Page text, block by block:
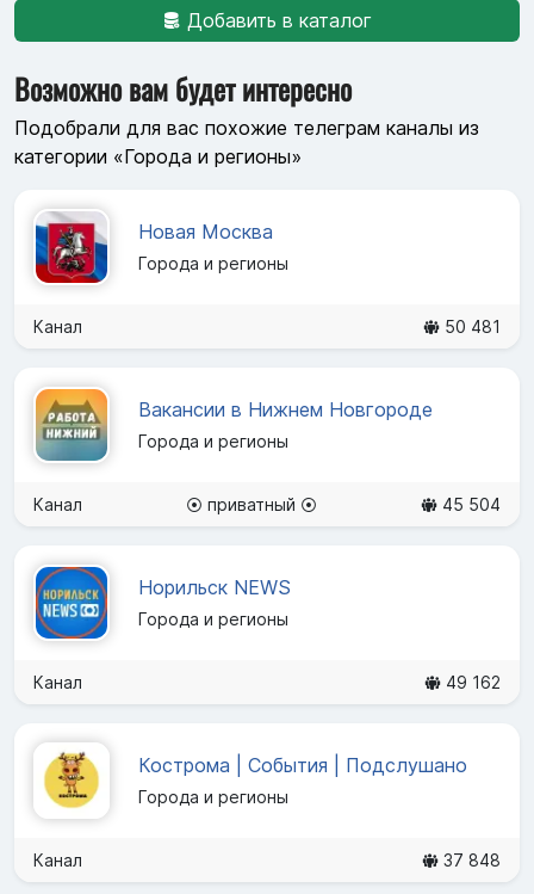
Добавить в каталог
Возможно вам будет интересно
Подобрали для вас похожие телеграм каналы из
категории «Города и регионы»
Новая Москва
Города и регионы
Канал 50 481
Вакансии в Нижнем Новгороде
Города и регионы
Канал ⦿ приватный ⦿ 45 504
Норильск NEWS
Города и регионы
Канал 49 162
Кострома | События | Подслушано
Города и регионы
Канал 37 848